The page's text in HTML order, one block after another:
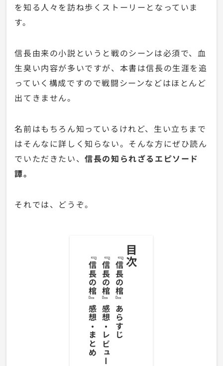
を知る人々を訪ね歩くストーリーとなっていま
す。
信長由来の小説というと戦のシーンは必須で、血
生臭い内容が多いですが、本書は信長の生涯を追
っていく構成ですので戦闘シーンなどはほとんど
出てきません。
名前はもちろん知っているけれど、生い立ちまで
はそんなに詳しく知らない。そんな方にぜひ読ん
でいただきたい、信長の知られざるエピソード
譚。
それでは、どうぞ。
目次
『信長の棺』あらすじ
『信長の棺』感想・レビュー
『信長の棺』感想・まとめ